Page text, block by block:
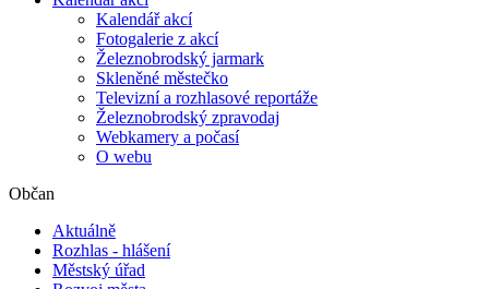
Kalendář akcí
Fotogalerie z akcí
Železnobrodský jarmark
Skleněné městečko
Televizní a rozhlasové reportáže
Železnobrodský zpravodaj
Webkamery a počasí
O webu
Občan
Aktuálně
Rozhlas - hlášení
Městský úřad